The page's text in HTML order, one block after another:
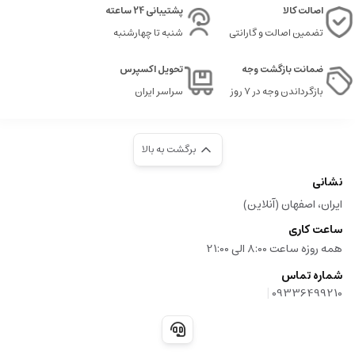
چند قطره استفاده شود، چراکه بسیار koncentrated است.
شده است. رایحه ای بسیار خاص، قابل توجه و متفاوت، که به کسانی که به دنبال
چیزی غیرمعمول و جذاب هستند، شدیداً پیشنهاد می شود.
عطرها یکی از قدیمی ترین و محبوب ترین وسایل آرایشی و بهداشتی در جهان هستند
که نقش مهمی در نشان دادن شخصیت، افزایش اعتماد به نفس و بهره مندی از رایحه
های مختلف دارند. عطرها عموما به دسته های متنوعی تقسیم می شوند، اما یکی از
محبوب ترین نوع آن ها، عطر گرمی یا اسانس گرمی است که ویژگی های خاص خود را
عطر گرمی که به آن اسانس گرمی هم گفته می شود، نوعی عطر است که با غلظت
پانزده تا سی درصد اسانس در ترکیب خود دارند، که باعث می شود ماندگاری و پخش
بوی بسیار بیشتری نسبت به عطرهای خالص تر و ارزان تر داشته باشند.
اصالت کالا
تضمین اصالت و گارانتی
پشتیبانی 24 ساعته
شنبه تا چهارشنبه
ضمانت بازگشت وجه
بازگرداندن وجه در ۷ روز
تحویل اکسپرس
سراسر ایران
برگشت به بالا
نشانی
ایران، اصفهان (آنلاین)
ساعت کاری
همه روزه ساعت 8:00 الی 21:00
شماره تماس
09336499210
|